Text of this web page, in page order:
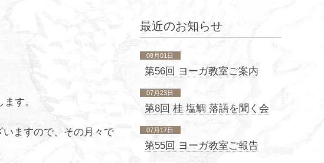
す。
ますので、その月々で
最近のお知らせ
08月01日
第56回 ヨーガ教室ご案内
07月23日
第8回 桂 塩鯛 落語を聞く会
07月17日
第55回 ヨーガ教室ご報告